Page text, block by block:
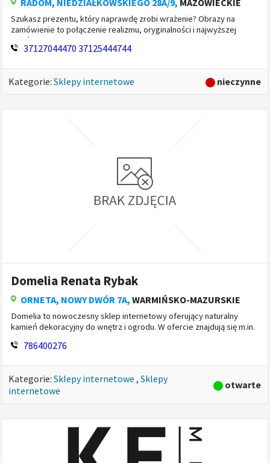
RADOM, NIEDZIAŁKOWSKIEGO 28A/9, MAZOWIECKIE
Szukasz prezentu, który naprawdę zrobi wrażenie? Obrazy na
zamówienie to połączenie realizmu, oryginalności i najwyższej
jakości. Fotoobraz lub ręcznie malowany portret na płótnie...
37127044470 37125444744
Kategorie:Sklepy internetowe nieczynne
Domelia Renata Rybak
ORNETA, NOWY DWÓR 7A,WARMIŃSKO-MAZURSKIE
Domelia to nowoczesny sklep internetowy oferujący naturalny
kamień dekoracyjny do wnętrz i ogrodu. W ofercie znajdują się m.in.
płytki granitowe, marmurowe i trawertynowe, parapety, schody,
kamień ele...
786400276
Kategorie:Sklepy internetowe,Sklepy
internetowe
otwarte